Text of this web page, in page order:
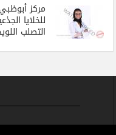
مركز
للخلايا
التصلب